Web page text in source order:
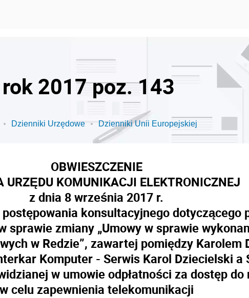
2017 poz. 143
Dzienniki Urzędowe Dzienniki Unii Europejskiej
OBWIESZCZENIE
URZĘDU KOMUNIKACJI ELEKTRONICZNEJ
z dnia 8 września 2017 r.
konsultacyjnego dotyczącego
sprawie zmiany „Umowy w sprawie
w Redzie”, zawartej pomiędzy Karolem
Komputer - Serwis Karol Dziecielski a
w umowie odpłatności za dostęp
w celu zapewnienia telekomunikacji